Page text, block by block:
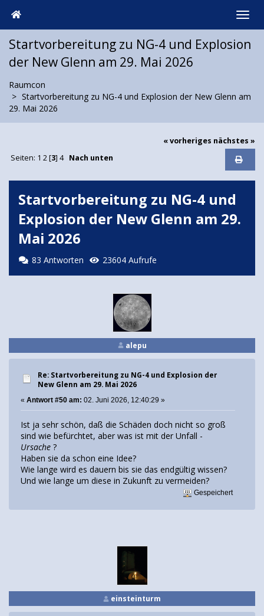
Startvorbereitung zu NG-4 und Explosion
der New Glenn am 29. Mai 2026
Raumcon
Startvorbereitung zu NG-4 und Explosion der New Glenn am
29. Mai 2026
« vorheriges nächstes »
Seiten: 1 2[3] 4 Nach unten
Startvorbereitung zu NG-4 und
Explosion der New Glenn am 29.
Mai 2026
83 Antworten 23604 Aufrufe
alepu
Re: Startvorbereitung zu NG-4 und Explosion der
New Glenn am 29. Mai 2026
« Antwort #50 am: 02. Juni 2026, 12:40:29 »
Ist ja sehr schön, daß die Schäden doch nicht so groß
sind wie befürchtet, aber was ist mit der Unfall -
Ursache ?
Haben sie da schon eine Idee?
Wie lange wird es dauern bis sie das endgültig wissen?
Und wie lange um diese in Zukunft zu vermeiden?
Gespeichert
einsteinturm